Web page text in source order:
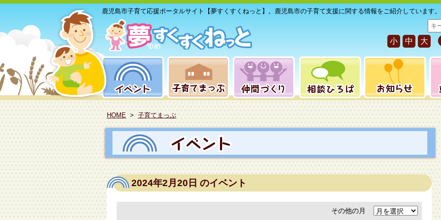
鹿児島市子育て応援ポータルサイト【夢すくすくねっと】。鹿児島市の子育て支援に関する情報をご紹介しています。
サ
イ
ト
内
小 中 大
HOME > 子育てまっぷ
2024年2月20日 のイベント
その他の月